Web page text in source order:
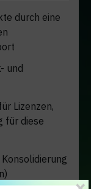
durch eine
und
Lizenzen,
für diese